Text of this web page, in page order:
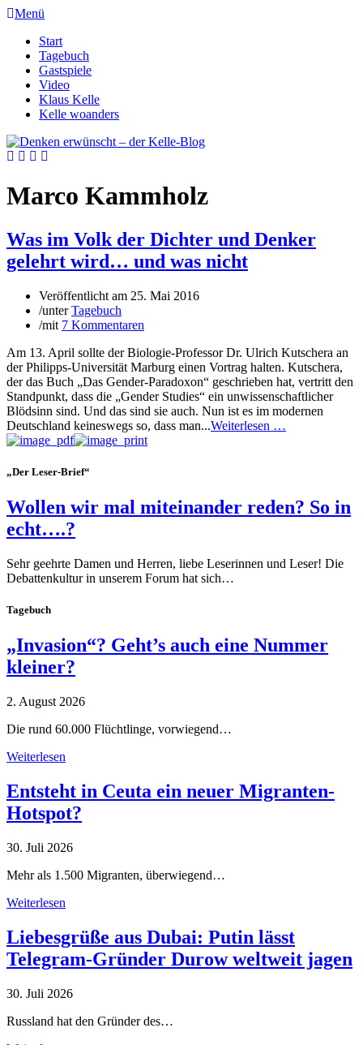
Menü
Start
Tagebuch
Gastspiele
Video
Klaus Kelle
Kelle woanders
Marco Kammholz
Was im Volk der Dichter und Denker
gelehrt wird… und was nicht
Veröffentlicht am 25. Mai 2016
/unterTagebuch
/mit 7 Kommentaren
Am 13. April sollte der Biologie-Professor Dr. Ulrich Kutschera an
der Philipps-Universität Marburg einen Vortrag halten. Kutschera,
der das Buch „Das Gender-Paradoxon“ geschrieben hat, vertritt den
Standpunkt, dass die „Gender Studies“ ein unwissenschaftlicher
Blödsinn sind. Und das sind sie auch. Nun ist es im modernen
Deutschland keineswegs so, dass man...Weiterlesen …
„Der Leser-Brief“
Wollen wir mal miteinander reden? So in
echt….?
Sehr geehrte Damen und Herren, liebe Leserinnen und Leser! Die
Debattenkultur in unserem Forum hat sich…
Tagebuch
„Invasion“? Geht’s auch eine Nummer
kleiner?
2. August 2026
Die rund 60.000 Flüchtlinge, vorwiegend…
Weiterlesen
Entsteht in Ceuta ein neuer Migranten-
Hotspot?
30. Juli 2026
Mehr als 1.500 Migranten, überwiegend…
Weiterlesen
Liebesgrüße aus Dubai: Putin lässt
Telegram-Gründer Durow weltweit jagen
30. Juli 2026
Russland hat den Gründer des…